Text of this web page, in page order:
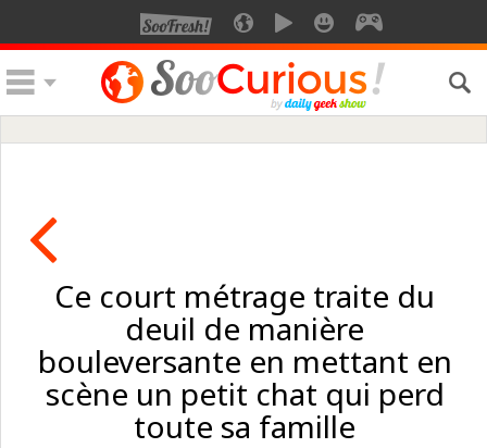
Ce court métrage traite du
deuil de manière
bouleversante en mettant en
scène un petit chat qui perd
toute sa famille